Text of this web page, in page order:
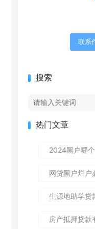
联系
搜索
热门文章
2024黑户哪
网贷黑户烂户
生源地助学贷
房产抵押贷